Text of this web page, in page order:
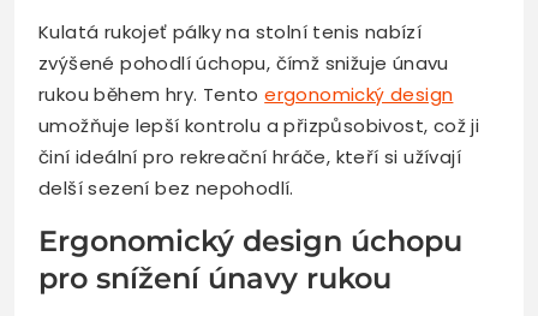
Kulatá rukojeť pálky na stolní tenis nabízí
zvýšené pohodlí úchopu, čímž snižuje únavu
rukou během hry. Tentoergonomický design
umožňuje lepší kontrolu a přizpůsobivost, což ji
činí ideální pro rekreační hráče, kteří si užívají
delší sezení bez nepohodlí.
Ergonomický design úchopu
pro snížení únavy rukou